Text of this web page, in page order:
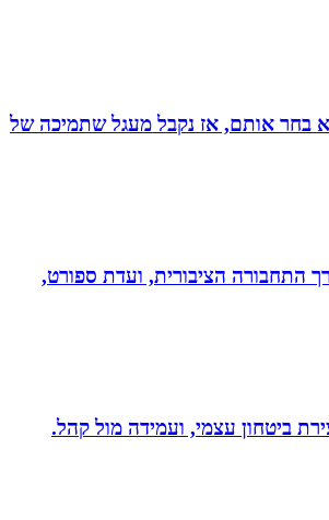
בחר אותם, אז נקבל מעגל שתמיכה של
התחבורה הציבורית, ועדת ספורט,
ביטחון עצמי, ועמידה מול קהל.